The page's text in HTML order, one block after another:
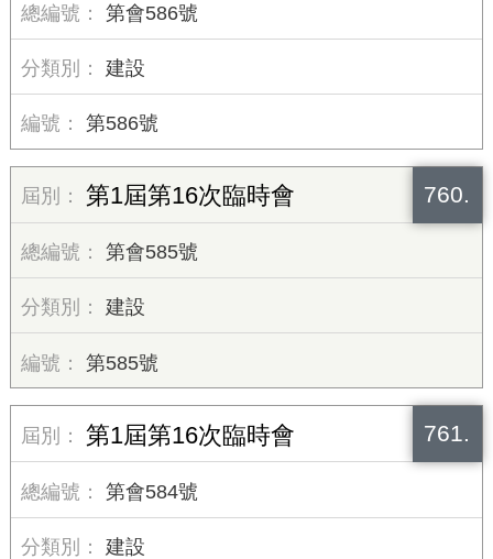
第會586號
建設
第586號
760.
第1屆第16次臨時會
第會585號
建設
第585號
761.
第1屆第16次臨時會
第會584號
建設